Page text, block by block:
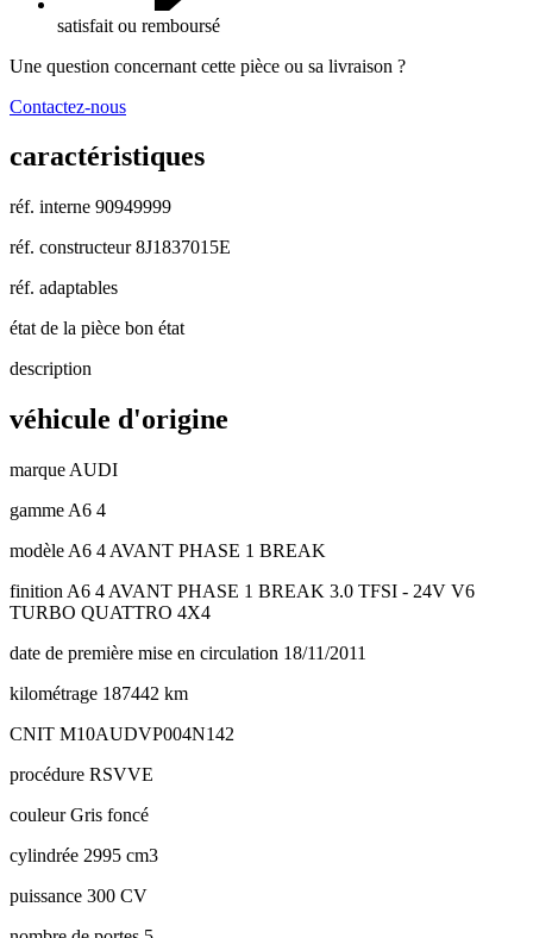
satisfait ou remboursé
Une question concernant cette pièce ou sa livraison ?
Contactez-nous
caractéristiques
réf. interne 90949999
réf. constructeur 8J1837015E
réf. adaptables
état de la pièce bon état
description
véhicule d'origine
marque AUDI
gamme A6 4
modèle A6 4 AVANT PHASE 1 BREAK
finition A6 4 AVANT PHASE 1 BREAK 3.0 TFSI - 24V V6
TURBO QUATTRO 4X4
date de première mise en circulation 18/11/2011
kilométrage 187442 km
CNIT M10AUDVP004N142
procédure RSVVE
couleurGris foncé
cylindrée 2995 cm3
puissance 300 CV